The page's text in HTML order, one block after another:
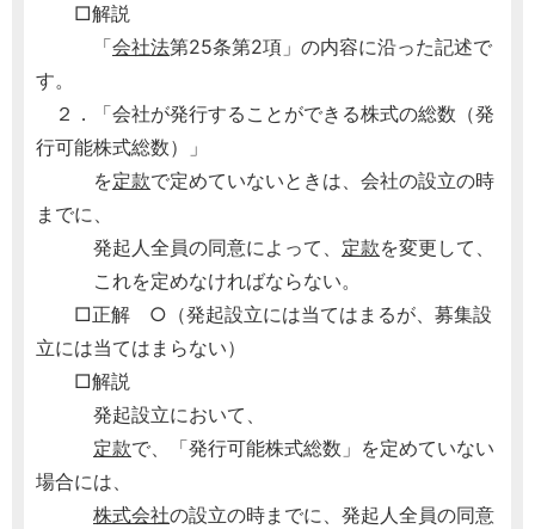
□解説
「会社法第25条第2項」の内容に沿った記述で
す。
２．「会社が発行することができる株式の総数（発
行可能株式総数）」
を定款で定めていないときは、会社の設立の時
までに、
発起人全員の同意によって、 定款を変更して、
これを定めなければならない。
□正解 ○（発起設立には当てはまるが、募集設
立には当てはまらない）
□解説
発起設立において、
定款で、「発行可能株式総数」を定めていない
場合には、
株式会社の設立の時までに、発起人全員の同意